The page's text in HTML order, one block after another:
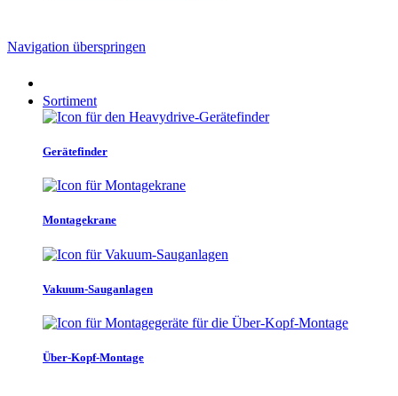
Navigation überspringen
Sortiment
Gerätefinder
Montagekrane
Vakuum-Sauganlagen
Über-Kopf-Montage